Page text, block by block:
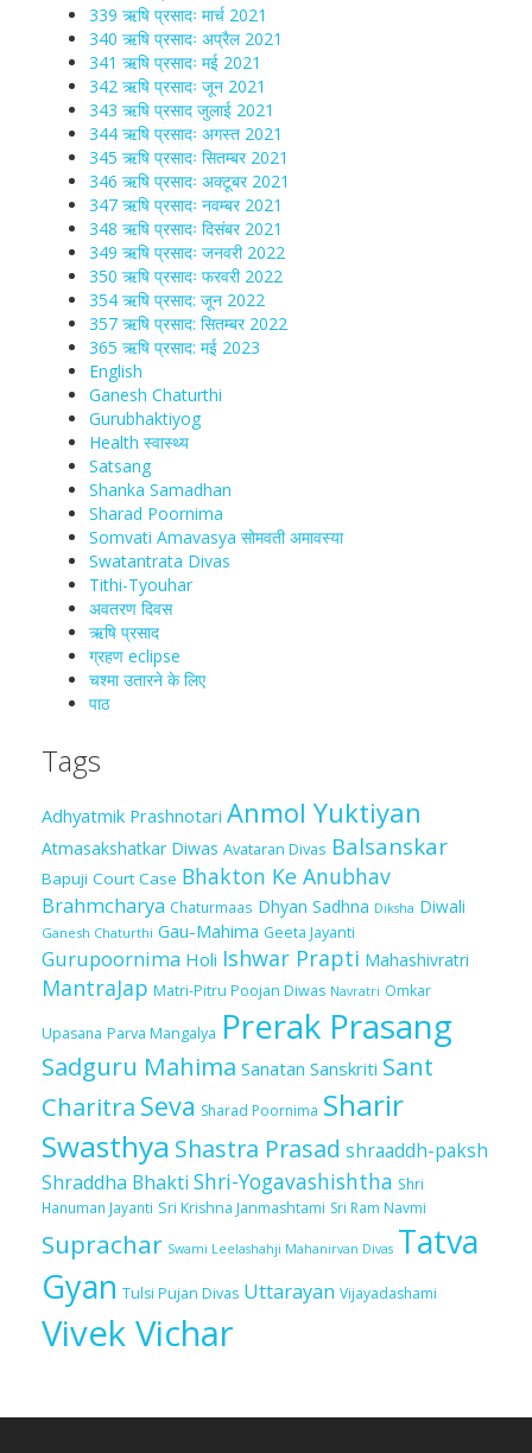
339 ऋषि प्रसादः मार्च 2021
340 ऋषि प्रसादः अप्रैल 2021
341 ऋषि प्रसादः मई 2021
342 ऋषि प्रसादः जून 2021
343 ऋषि प्रसाद जुलाई 2021
344 ऋषि प्रसादः अगस्त 2021
345 ऋषि प्रसादः सितम्बर 2021
346 ऋषि प्रसादः अक्टूबर 2021
347 ऋषि प्रसादः नवम्बर 2021
348 ऋषि प्रसादः दिसंबर 2021
349 ऋषि प्रसादः जनवरी 2022
350 ऋषि प्रसादः फरवरी 2022
354 ऋषि प्रसाद: जून 2022
357 ऋषि प्रसाद: सितम्बर 2022
365 ऋषि प्रसाद: मई 2023
English
Ganesh Chaturthi
Gurubhaktiyog
Health स्वास्‍थ्‍य
Satsang
Shanka Samadhan
Sharad Poornima
Somvati Amavasya सोमवती अमावस्या
Swatantrata Divas
Tithi-Tyouhar
अवतरण दिवस
ऋषि प्रसाद
ग्रहण eclipse
चश्मा‍ उतारने के लिए
पाठ
Tags
Adhyatmik Prashnotari Anmol Yuktiyan
Atmasakshatkar Diwas Avataran Divas Balsanskar
Bapuji Court Case Bhakton Ke Anubhav
Brahmcharya Chaturmaas Dhyan Sadhna Diksha Diwali
Ganesh Chaturthi Gau-Mahima Geeta Jayanti
Gurupoornima Holi Ishwar Prapti Mahashivratri
MantraJap Matri-Pitru Poojan Diwas Navratri Omkar
Upasana Parva Mangalya Prerak Prasang
Sadguru Mahima Sanatan Sanskriti Sant
Charitra Seva Sharad Poornima Sharir
Swasthya Shastra Prasad shraaddh-paksh
Shraddha Bhakti Shri-Yogavashishtha Shri
Hanuman Jayanti Sri Krishna Janmashtami Sri Ram Navmi
Suprachar Swami Leelashahji Mahanirvan Divas Tatva
Gyan Tulsi Pujan Divas Uttarayan Vijayadashami
Vivek Vichar